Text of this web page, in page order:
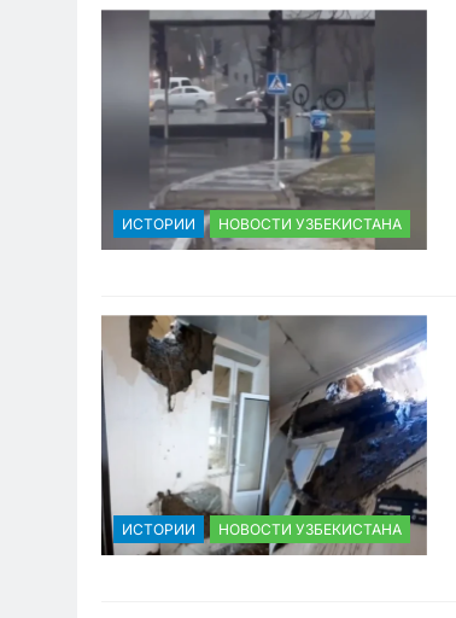
ИСТОРИИ НОВОСТИ УЗБЕКИСТАНА
ИСТОРИИ НОВОСТИ УЗБЕКИСТАНА